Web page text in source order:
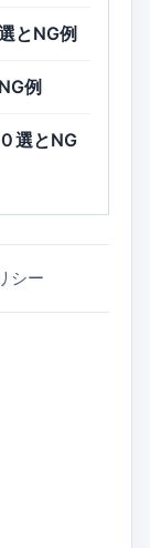
とNG例
例
選とNG
シー